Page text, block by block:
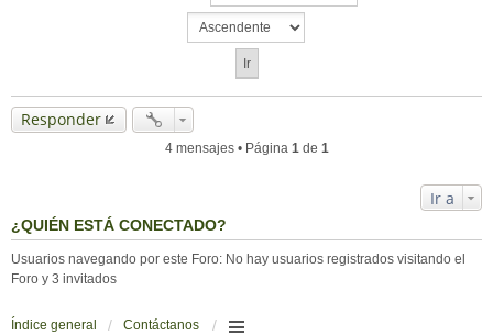
Responder
4 mensajes • Página 1de 1
Ir a
¿QUIÉN ESTÁ CONECTADO?
Usuarios navegando por este Foro: No hay usuarios registrados visitando el
Foro y 3 invitados
Índice general Contáctanos